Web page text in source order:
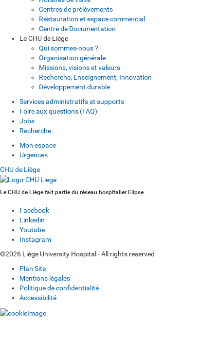
Centres de prélèvements
Restauration et espace commercial
Centre de Documentation
Le CHU de Liège
Qui sommes-nous ?
Organisation générale
Missions, visions et valeurs
Recherche, Enseignement, Innovation
Développement durable
Services administratifs et supports
Foire aux questions (FAQ)
Jobs
Recherche
Mon espace
Urgences
CHU de Liège
Le CHU de Liège fait partie du réseau hospitalier Elipse
Facebook
Linkedin
Youtube
Instagram
©2026 Liège University Hospital - All rights reserved
Plan Site
Mentions légales
Politique de confidentialité
Accessibilité